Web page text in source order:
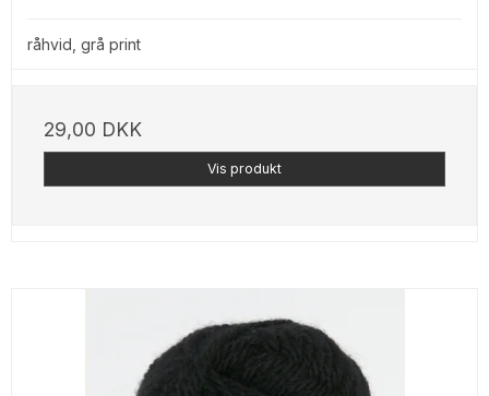
råhvid, grå print
29,00 DKK
Vis produkt